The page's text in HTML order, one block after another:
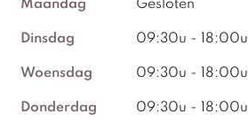
Maandag Gesloten
Dinsdag 09:30u - 18:00u
Woensdag 09:30u - 18:00u
Donderdag 09:30u - 18:00u